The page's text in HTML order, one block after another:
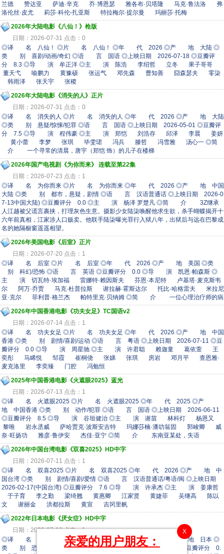
X
亲爱的用户朋友：
兰德 赞达亚 萨迪·辛克 乔·博恩瑟 雅各布·贝塔隆 马克·鲁法洛 弗
洛伦丝·皮尤 莉莎·科伦-扎亚斯 特拉梅尔·提尔曼 玛丽莎·托梅
2026年大陆电影《八仙！》枪版
日期：2026-07-31 点击：0
◎译 名 八仙！ ◎片 名 八仙！ ◎年 代 2026 ◎产 地 大陆 ◎
类 别 喜剧/动画/奇幻 ◎语 言 国语 ◎上映日期 2026-07-18 ◎豆瓣评
分 8.3 ◎导 演 牟正洋 ◎主 演 陈浩 李绍哲 立冬 果子哥哥
董天弋 喻鹏力 黄豫硕 张运气 邓先森 曹知善 囧森瑟夫 零柒
韩雨泽 张天宇 张稷
2026年大陆电影《消失的人》正片
日期：2026-07-31 点击：0
◎译 名 消失的人 ◎片 名 消失的人 ◎年 代 2026 ◎产 地 大陆
◎类 别 悬疑/惊悚/犯罪 ◎语 言 国语 ◎上映日期 2026-05-01 ◎豆瓣评
分 7.5 ◎导 演 程伟豪 ◎主 演 郑恺 刘浩存 邱泽 李晨 姜妍
黄小蕾 李梦 张琪 毕雯珺 冯兵 滕哲 冯雪雅 汤心一 ◎简
介 一个寻常的清晨，唐宇（郑恺 饰）的儿子在楼梯
2026年国产电视剧《为你而来》 连载至第22集
日期：2026-07-23 点击：1
◎译 名 为你而来 ◎片 名 为你而来 ◎年 代 2026 ◎产 地 中国
大陆 ◎类 别 都市，悬疑，剧情 ◎语 言 汉语普通话 ◎上映日期 2026-0
7-13中国大陆) ◎豆瓣评分 0.0 ◎主 演 杨泽 罗楚凡 ◎简 介 3Z继承
人江越被父谎言裹挟，打理灰色生意。摄影少女陆柒唤醒他求生欲，杀手蝴蝶揭开十
六年前真相，江家涉人口贩卖。他联手陆柒曝光罪行入狱八年，出狱后与远在巴黎成
名的她隔橱窗遥遥相望。
2026年美国电影《后室》正片
日期：2026-07-20 点击：1
◎译 名 后室 ◎片 名 后室 ◎年 代 2026 ◎产 地 美国 ◎类
别 科幻/恐怖 ◎语 言 英语 ◎豆瓣评分 0.0 ◎导 演 凯恩·帕森斯 ◎
主 演 切瓦特·埃加福 雷娜特·赖因斯夫 芬恩·本尼特 卢基塔·麦克斯韦
尔 阿万·乔贾 马克·杜普拉斯 谢拉赫·霍斯达尔 托比·哈格雷夫 米拉尼
亚·克尔 菲利普·格兰杰 帕特里克·贝纳姆 ◎简 介 一位心理治疗师的病
2026年中国香港电影《功夫女足》TC国语v2
日期：2026-07-14 点击：1
◎译 名 功夫女足 ◎片 名 功夫女足 ◎年 代 2026 ◎产 地 中国
香港 ◎类 别 剧情/喜剧/运动 ◎语 言 粤语 ◎上映日期 2026-07-11 ◎豆
瓣评分 0.0 ◎导 演 周星驰 ◎主 演 许君聪 赖迦童 葛依萱 王
奕彤 马睎悦 邹霞 崔桐侥 张娣 张琪 房岩 邓月平 查恩雅·
麦克洛里 李奕臻 门腔 冯勉恒
2025年中国香港电影《火遮眼2025》蓝光
日期：2026-07-13 点击：1
◎译 名 火遮眼2025 ◎片 名 火遮眼2025 ◎年 代 2025 ◎产
地 中国香港 ◎类 别 动作/犯罪 ◎语 言 国语 ◎上映日期 2026-06-11
◎豆瓣评分 8.5 ◎导 演 谷垣健治 ◎主 演 谢苗 林科灯 杨恩又
黎唯 岩永丞威 萨哈贾克·波斯安吉特 玛娜莎楠·潘叻翁固 郭峻卿 威
奈·旺扬功 雅彦·鲁伊安 杰佳·亚宁 ◎简 介 东南亚某处，失语
2026年中国台湾电影《双喜2025》HD中字
日期：2026-07-11 点击：1
◎译 名 双喜2025 ◎片 名 双喜2025 ◎年 代 2026 ◎产 地 中
国台湾 ◎类 别 剧情/喜剧/爱情 ◎语 言 汉语普通话/粤语/闽 ◎上映日期
2026-02-17(中国台湾) ◎豆瓣评分 7.6 ◎导 演 许承杰 ◎主 演 姜康哲
于子育 李之勤 梁绮翘 黄惠卿 江家贤 黄婕菲 吴继高 陈以
文 谢丽金 洪都拉斯 黄宣 吉冈里帆
2022年日本电影《厌女症》HD中字
日期：2026-07-10 点击：1
◎译 名 厌女症 ◎片 名 厌女症 ◎年 代 2022 ◎产 地 日本 ◎
类 别 恐怖 ◎语 言 日语 ◎上映日期 2022-09-09(日本) ◎豆瓣评分 0.